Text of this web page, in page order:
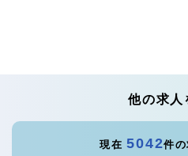
他の求人
現在5042件の